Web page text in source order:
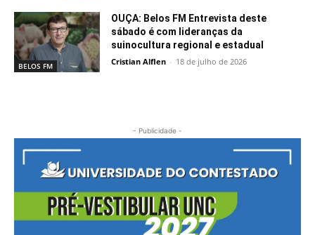
BELOS FM
OUÇA: Belos FM Entrevista deste
sábado é com lideranças da
suinocultura regional e estadual
Cristian Alflen - 18 de julho de 2026
- Publicidade -